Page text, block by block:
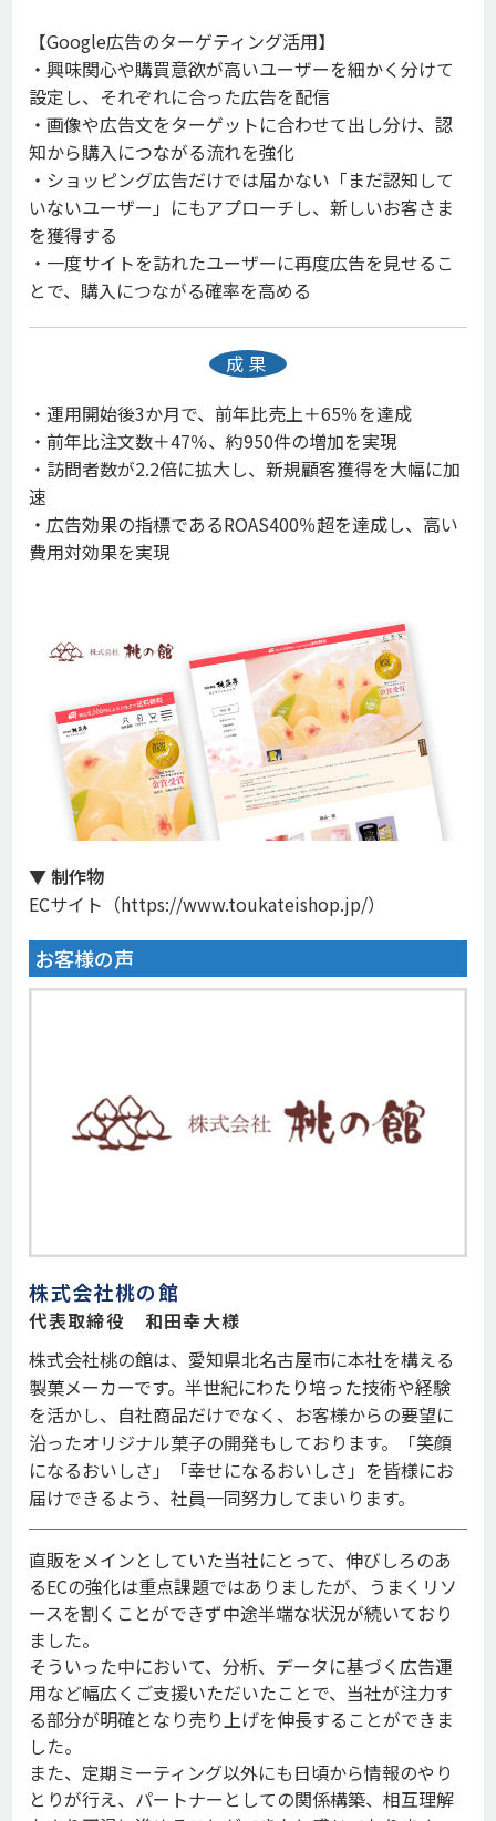
【Google広告のターゲティング活用】
・興味関心や購買意欲が高いユーザーを細かく分けて
設定し、それぞれに合った広告を配信
・画像や広告文をターゲットに合わせて出し分け、認
知から購入につながる流れを強化
・ショッピング広告だけでは届かない「まだ認知して
いないユーザー」にもアプローチし、新しいお客さま
を獲得する
・一度サイトを訪れたユーザーに再度広告を見せるこ
とで、購入につながる確率を高める
成果
・運用開始後3か月で、前年比売上＋65％を達成
・前年比注文数＋47％、約950件の増加を実現
・訪問者数が2.2倍に拡大し、新規顧客獲得を大幅に加
速
・広告効果の指標であるROAS400％超を達成し、高い
費用対効果を実現
▼ 制作物
ECサイト（https://www.toukateishop.jp/）
お客様の声
株式会社桃の館
代表取締役 和田幸大様
株式会社桃の館は、愛知県北名古屋市に本社を構える
製菓メーカーです。半世紀にわたり培った技術や経験
を活かし、自社商品だけでなく、お客様からの要望に
沿ったオリジナル菓子の開発もしております。「笑顔
になるおいしさ」「幸せになるおいしさ」を皆様にお
届けできるよう、社員一同努力してまいります。
直販をメインとしていた当社にとって、伸びしろのあ
るECの強化は重点課題ではありましたが、うまくリソ
ースを割くことができず中途半端な状況が続いており
ました。
そういった中において、分析、データに基づく広告運
用など幅広くご支援いただいたことで、当社が注力す
る部分が明確となり売り上げを伸長することができま
した。
また、定期ミーティング以外にも日頃から情報のやり
とりが行え、パートナーとしての関係構築、相互理解